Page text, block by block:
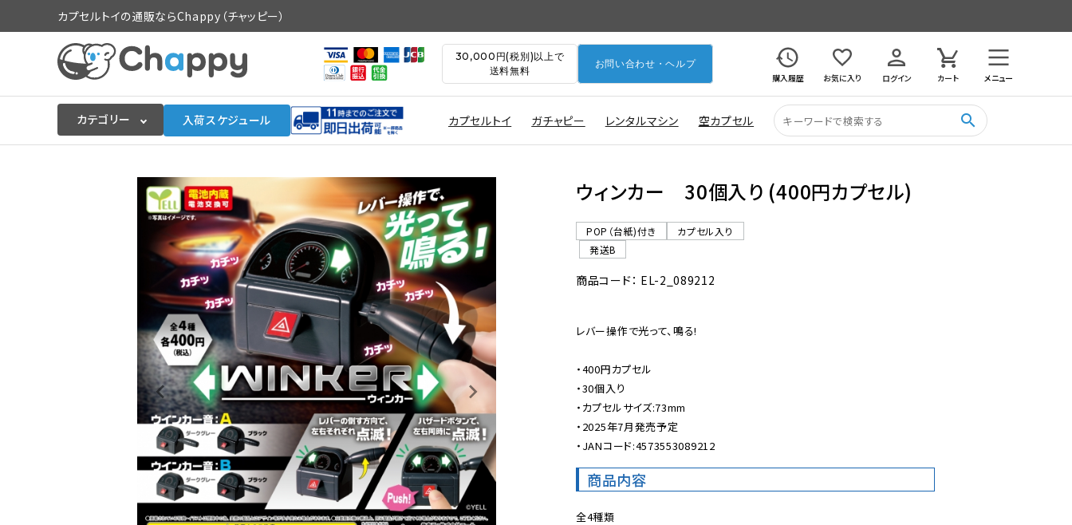
カプセルトイの通販ならChappy（チャッピー）
30,000円(税別)以上で
送料無料
お問い合わせ・ヘルプ
購入履歴
お気に入り ログイン カート メニュー
カテゴリー 入荷スケジュール カプセルトイ ガチャピー レンタルマシン 空カプセル search
入荷スケジュールをチェック
カプセルトイマシン本体
販促用空カプセル
景品・玩具・文具
販促用カプセルトイ
ウィンカー 30個入り (400円カプセル)
POP（台紙)付き
カプセル入り
発送B
商品コード： EL-2_089212
レバー操作で光って、鳴る!
・400円カプセル
・30個入り
・カプセルサイズ:73mm
・2025年7月発売予定
・JANコード:4573553089212
商品内容
全4種類